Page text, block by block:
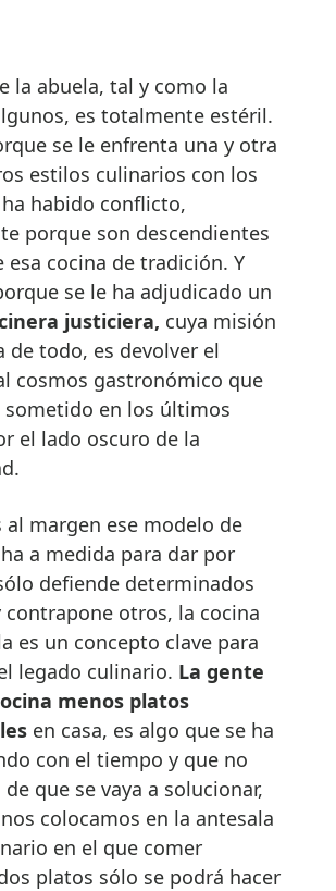
la abuela, tal y como la
es totalmente estéril.
se le enfrenta una y otra
estilos culinarios con los
habido conflicto,
porque son descendientes
esa cocina de tradición. Y
se le ha adjudicado un
justiciera, cuya misión
de todo, es devolver el
cosmos gastronómico que
sometido en los últimos
el lado oscuro de la
al margen ese modelo de
a medida para dar por
defiende determinados
contrapone otros, la cocina
es un concepto clave para
legado culinario. La gente
menos platos
en casa, es algo que se ha
con el tiempo y que no
que se vaya a solucionar,
colocamos en la antesala
en el que comer
platos sólo se podrá hacer